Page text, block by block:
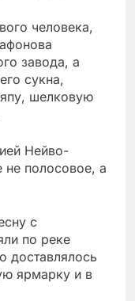
человека,
завода, а
сукна,
шелковую
Нейво-
не полосовое, а
с
по реке
доставлялось
ярмарку и в